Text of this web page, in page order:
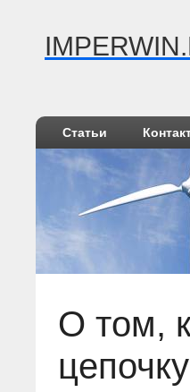
Статьи
О том,
цепочку